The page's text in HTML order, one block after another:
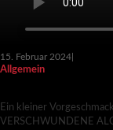
15. Februar 2024
Allgemein
Ein kleiner
VERSCHWUNDENE